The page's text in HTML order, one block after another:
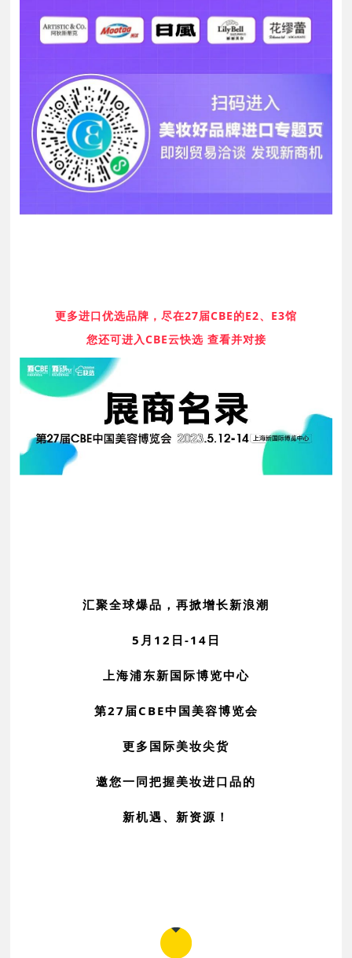
更多进口优选品牌，尽在27届CBE的E2、E3馆
您还可进入CBE云快选 查看并对接
汇聚全球爆品， 再掀增长新浪潮
5月12日-14日
上海浦东新国际博览中心
第27届CBE中国美容博览会
更多国际美妆尖货
邀您一同把握美妆进口品的
新机遇、新资源！